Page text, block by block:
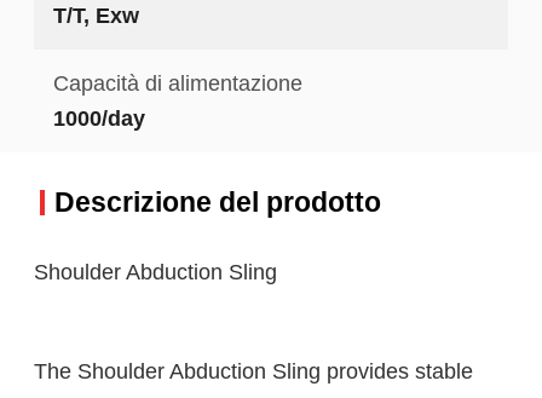
T/T, Exw
Capacità di alimentazione
1000/day
Descrizione del prodotto
Shoulder Abduction Sling
The Shoulder Abduction Sling provides stable